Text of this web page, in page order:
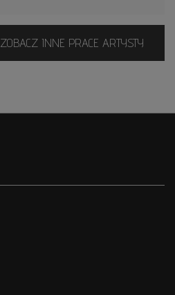
ZOBACZ INNE PRACE ARTYSTY